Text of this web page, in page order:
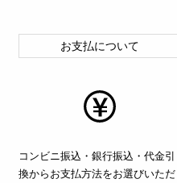
お支払について
コンビニ振込・銀行振込・代金引
換からお支払方法をお選びいただ